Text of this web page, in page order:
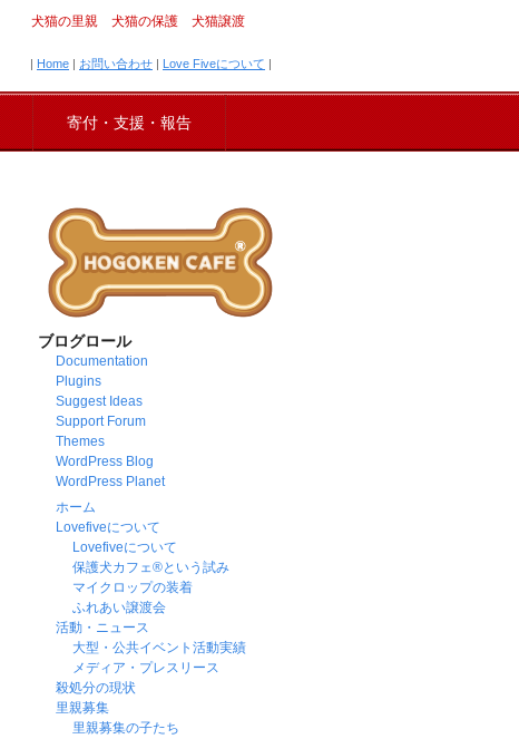
犬猫の里親 犬猫の保護 犬猫譲渡
| Home | お問い合わせ | Love Fiveについて |
寄付・支援・報告
ブログロール
Documentation
Plugins
Suggest Ideas
Support Forum
Themes
WordPress Blog
WordPress Planet
ホーム
Lovefiveについて
Lovefiveについて
保護犬カフェ®という試み
マイクロップの装着
ふれあい譲渡会
活動・ニュース
大型・公共イベント活動実績
メディア・プレスリース
殺処分の現状
里親募集
里親募集の子たち